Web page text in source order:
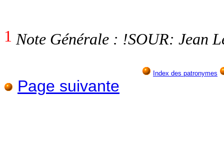
1 Note Générale : !SOUR: Jean
Index des patronymes
Page suivante